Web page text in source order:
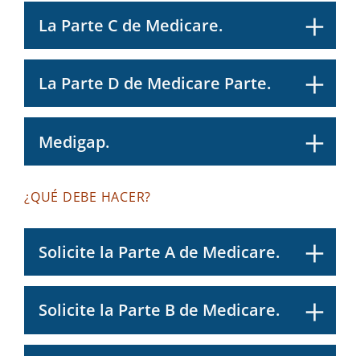
La Parte C de Medicare.
La Parte D de Medicare Parte.
Medigap.
¿QUÉ DEBE HACER?
Solicite la Parte A de Medicare.
Solicite la Parte B de Medicare.